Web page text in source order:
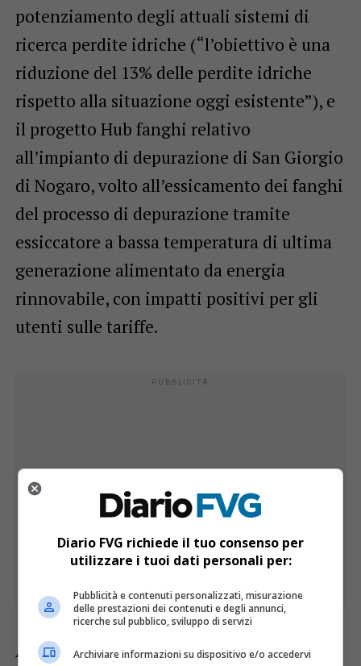
potenziamento degli attuali sistemi di
ricerca perdite idriche (“l’obiettivo è una
riduzione del 13% delle perdite idriche
rispetto alla situazione oggi esistente”), e
il progetto Hub fanghi relativo
all’impianto di depurazione di San Giorgio
di Nogaro, volto all’essicamento dei fanghi
del processo di depurazione tramite
essiccatore a bassa temperatura di ultima
generazione alimentato da energia
rinnovabile, con impatti positivi per gli
utenti sulle tariffe.
A seguito della crisi conclamata per le
Diario FVG richiede il tuo consenso per
utilizzare i tuoi dati personali per:
Pubblicità e contenuti personalizzati, misurazione
delle prestazioni dei contenuti e degli annunci,
ricerche sul pubblico, sviluppo di servizi
Archiviare informazioni su dispositivo e/o accedervi